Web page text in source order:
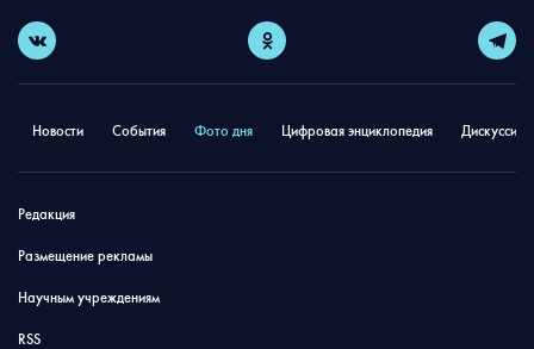
Новости События Фото дня Цифровая энциклопедия
Редакция
Размещение рекламы
Научным учреждениям
RSS